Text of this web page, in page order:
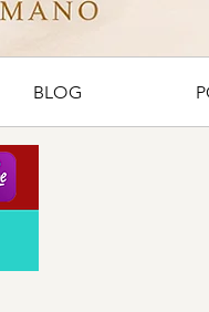
BLOG